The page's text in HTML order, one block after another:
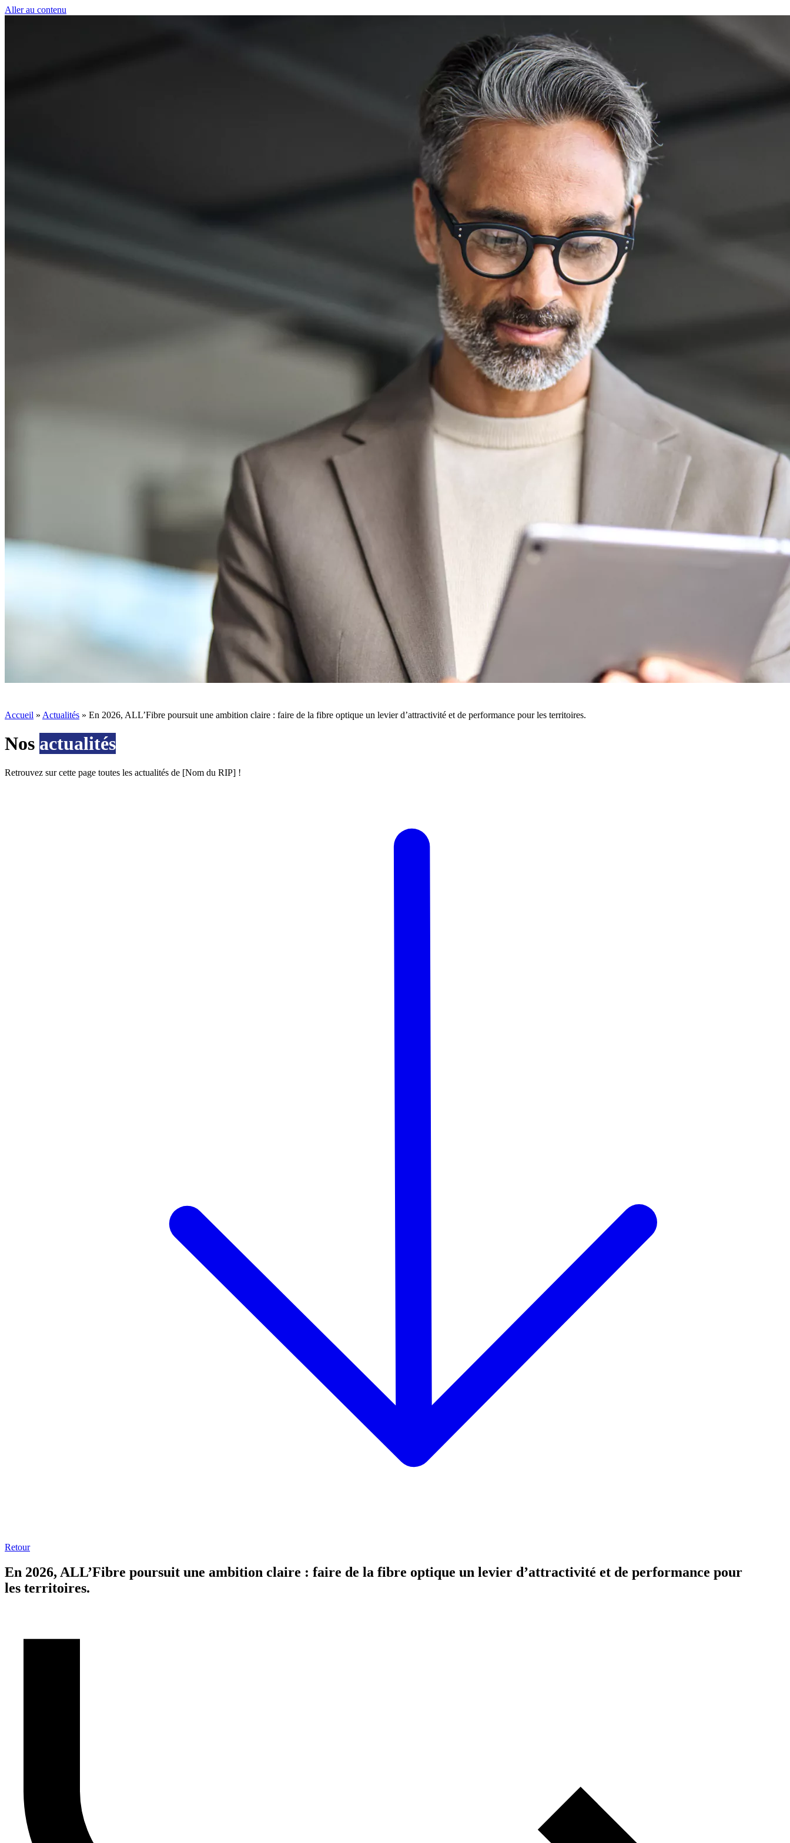
Aller au contenu
Accueil » Actualités » En 2026, ALL’Fibre poursuit une ambition claire : faire de la fibre optique un levier d’attractivité et de performance pour les territoires.
Nos actualités
Retrouvez sur cette page toutes les actualités de [Nom du RIP] !
Retour
En 2026, ALL’Fibre poursuit une ambition claire : faire de la fibre optique un levier d’attractivité et de performance pour
les territoires.
Panneau de gestion des cookies